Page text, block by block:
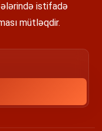
istifadə
mütləqdir.